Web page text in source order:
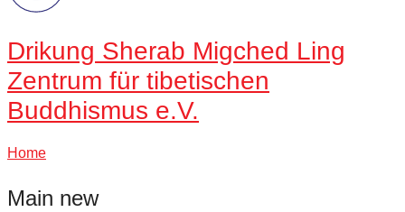
Drikung Sherab Migched Ling
Zentrum für tibetischen
Buddhismus e.V.
Home
Main new